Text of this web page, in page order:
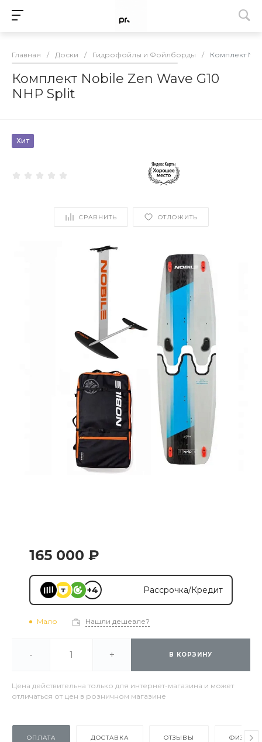
Главная / Доски / Гидрофойлы и Фойлборды / Комплект
Комплект Nobile Zen Wave G10
NHP Split
Хит
СРАВНИТЬ ОТЛОЖИТЬ
165 000 ₽
+4 Рассрочка/Кредит
Мало Нашли дешевле?
- + В КОРЗИНУ
Цена действительна только для интернет-магазина и может
отличаться от цен в розничном магазине
ОПЛАТА ДОСТАВКА ОТЗЫВЫ